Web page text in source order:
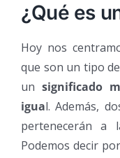
¿Qué es
Hoy nos
que son un tipo
un significado
igual. Además,
pertenecerán a
Podemos decir